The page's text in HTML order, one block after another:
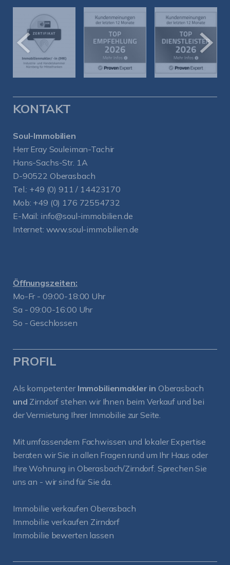
KONTAKT
Soul-Immobilien
Herr Eray Souleiman-Tachir
Hans-Sachs-Str. 1A
D-90522 Oberasbach
Tel.: +49 (0) 911 / 14423170
Mob: +49 (0) 176 72554732
E-Mail: info@soul-immobilien.de
Internet: www.soul-immobilien.de
Öffnungszeiten:
Mo-Fr - 09:00-18:00 Uhr
Sa - 09:00-16:00 Uhr
So - Geschlossen
PROFIL
Als kompetenter Immobilienmakler in Oberasbach
und Zirndorf stehen wir Ihnen beim Verkauf und bei
der Vermietung Ihrer Immobilie zur Seite.
Mit umfassendem Fachwissen und lokaler Expertise
beraten wir Sie in allen Fragen rund um Ihr Haus oder
Ihre Wohnung in Oberasbach/Zirndorf. Sprechen Sie
uns an - wir sind für Sie da.
Immobilie verkaufen Oberasbach
Immobilie verkaufen Zirndorf
Immobilie bewerten lassen